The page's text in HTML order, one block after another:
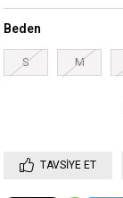
Beden
S M
TAVSIYE ET